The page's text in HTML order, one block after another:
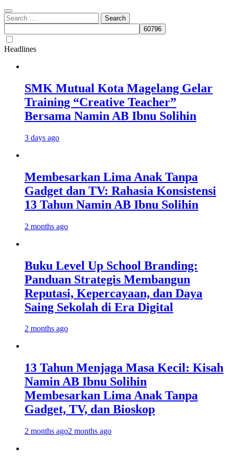
Search
for:
Headlines
SMK Mutual Kota Magelang Gelar
Training “Creative Teacher”
Bersama Namin AB Ibnu Solihin
3 days ago
Membesarkan Lima Anak Tanpa
Gadget dan TV: Rahasia Konsistensi
13 Tahun Namin AB Ibnu Solihin
2 months ago
Buku Level Up School Branding:
Panduan Strategis Membangun
Reputasi, Kepercayaan, dan Daya
Saing Sekolah di Era Digital
2 months ago
13 Tahun Menjaga Masa Kecil: Kisah
Namin AB Ibnu Solihin
Membesarkan Lima Anak Tanpa
Gadget, TV, dan Bioskop
2 months ago2 months ago